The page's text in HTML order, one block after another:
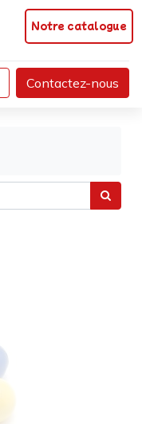
Notre catalogue
Contactez-nous